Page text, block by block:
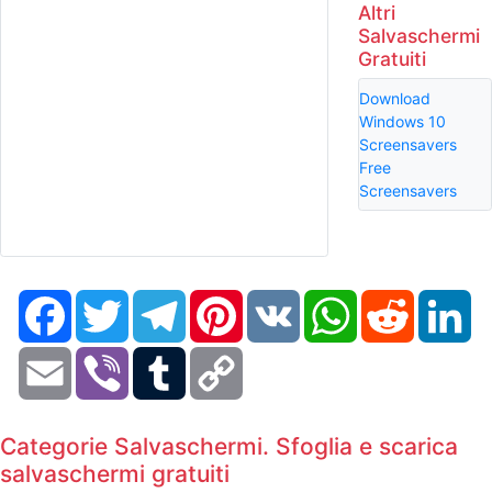
Altri
Salvaschermi
Gratuiti
Download
Windows 10
Screensavers
Free
Screensavers
FacebookTwitter TelegramPinterestVK WhatsAppReddit
Email Viber Tumblr
Categorie Salvaschermi. Sfoglia e scarica
salvaschermi gratuiti